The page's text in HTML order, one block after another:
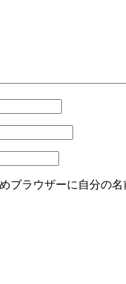
ブラウザーに自分の